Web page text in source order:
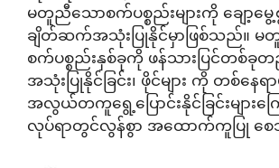
မတူညီသောစက်ပစ္စည်းများကို ချော့မွ
ချိတ်ဆက်အသုံးပြုနိုင်မှာဖြစ်သည်။
စက်ပစ္စည်းနှစ်ခုကို ဖန်သားပြင်တစ်ခုတ
အသုံးပြုနိုင်ခြင်း၊ ဖိုင်များ ကို တစ်နေ
အလွယ်တကူရွေ့ပြောင်းနိုင်ခြင်းများ
လုပ်ရာတွင်လွန်စွာ အထောက်ကူပြု စ